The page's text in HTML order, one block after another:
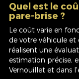
Quel est le
pare-brise ?
Le coût varie en
de votre véhicule et
réalisent une
estimation précise,
Vernouillet et dans